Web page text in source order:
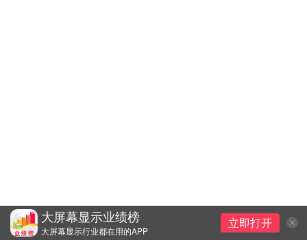
大屏幕显示业绩榜
大屏幕显示行业都在用的APP
立即打开